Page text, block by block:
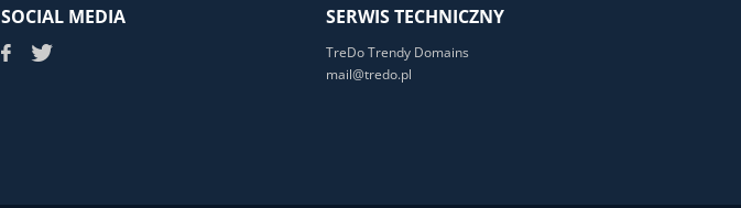
SOCIAL MEDIA SERWIS TECHNICZNY
TreDo Trendy Domains
mail@tredo.pl